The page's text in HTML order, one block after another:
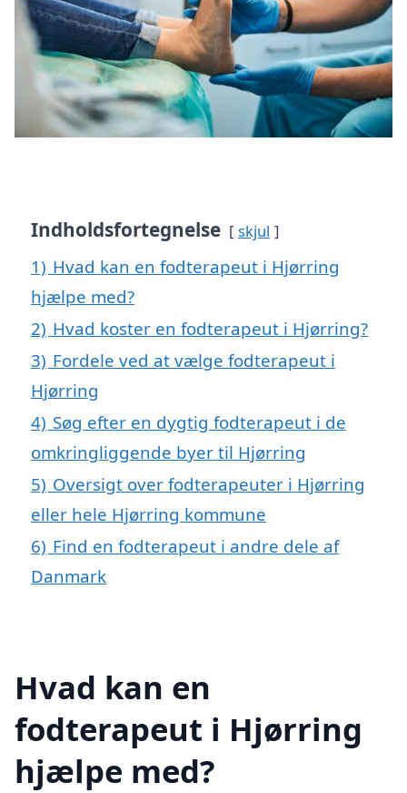
Indholdsfortegnelse skjul
1) Hvad kan en fodterapeut i Hjørring
hjælpe med?
2) Hvad koster en fodterapeut i Hjørring?
3) Fordele ved at vælge fodterapeut i
Hjørring
4) Søg efter en dygtig fodterapeut i de
omkringliggende byer til Hjørring
5) Oversigt over fodterapeuter i Hjørring
eller hele Hjørring kommune
6) Find en fodterapeut i andre dele af
Danmark
Hvad kan en
fodterapeut i Hjørring
hjælpe med?